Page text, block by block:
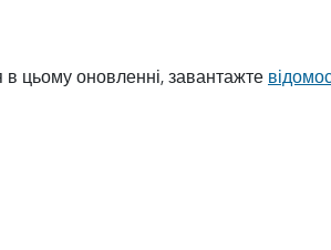
в цьому оновленні, завантажте